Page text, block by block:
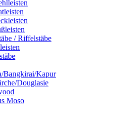
/ Riffelstäbe
Bangkirai/Kapur
Douglasie
Moso